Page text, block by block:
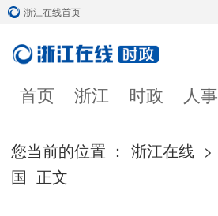
浙江在线首页
首页 浙江 时政 人事
您当前的位置 ： 浙江在线 >
国 正文